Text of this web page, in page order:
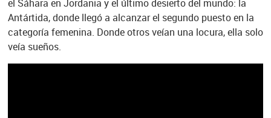
el Sáhara en Jordania y el último desierto del mundo: la
Antártida, donde llegó a alcanzar el segundo puesto en la
categoría femenina. Donde otros veían una locura, ella solo
veía sueños.